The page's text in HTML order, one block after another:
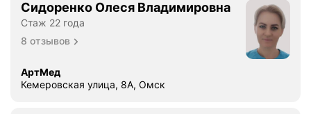
Сидоренко Олеся Владимировна
Стаж 22 года
8 отзывов
АртМед
Кемеровская улица, 8А, Омск